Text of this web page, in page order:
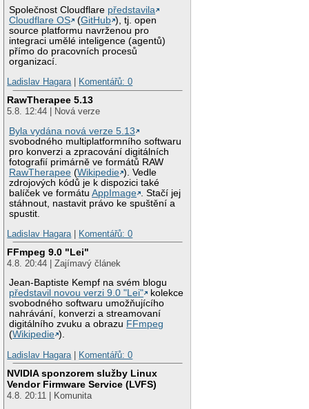
Společnost Cloudflare představila
Cloudflare OS
(GitHub ), tj. open
source platformu navrženou pro
integraci umělé inteligence (agentů)
přímo do pracovních procesů
organizací.
Ladislav Hagara| Komentářů: 0
RawTherapee 5.13
5.8. 12:44 | Nová verze
Byla vydána nová verze 5.13
svobodného multiplatformního softwaru
pro konverzi a zpracování digitálních
fotografií primárně ve formátů RAW
RawTherapee (Wikipedie ). Vedle
zdrojových kódů je k dispozici také
balíček ve formátuAppImage
. Stačí jej
stáhnout, nastavit právo ke spuštění a
spustit.
Ladislav Hagara| Komentářů: 0
FFmpeg 9.0 "Lei"
4.8. 20:44 | Zajímavý článek
Jean-Baptiste Kempf na svém blogu
představil novou verzi 9.0 "Lei"
kolekce
svobodného softwaru umožňujícího
nahrávání, konverzi a streamovaní
digitálního zvuku a obrazu FFmpeg
(Wikipedie ).
Ladislav Hagara| Komentářů: 0
NVIDIA sponzorem služby Linux
Vendor Firmware Service (LVFS)
4.8. 20:11 | Komunita